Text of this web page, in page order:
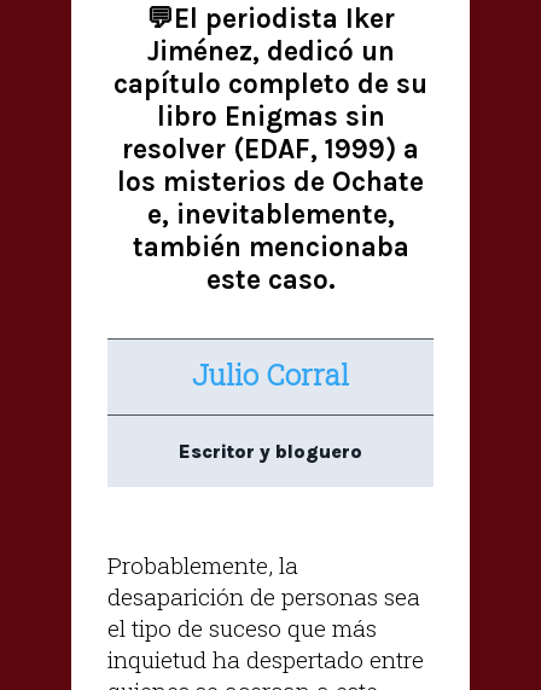
💬El periodista Iker
Jiménez, dedicó un
capítulo completo de su
libro Enigmas sin
resolver (EDAF, 1999) a
los misterios de Ochate
e, inevitablemente,
también mencionaba
este caso.
Julio Corral
Escritor y bloguero
Probablemente, la
desaparición de personas sea
el tipo de suceso que más
inquietud ha despertado entre